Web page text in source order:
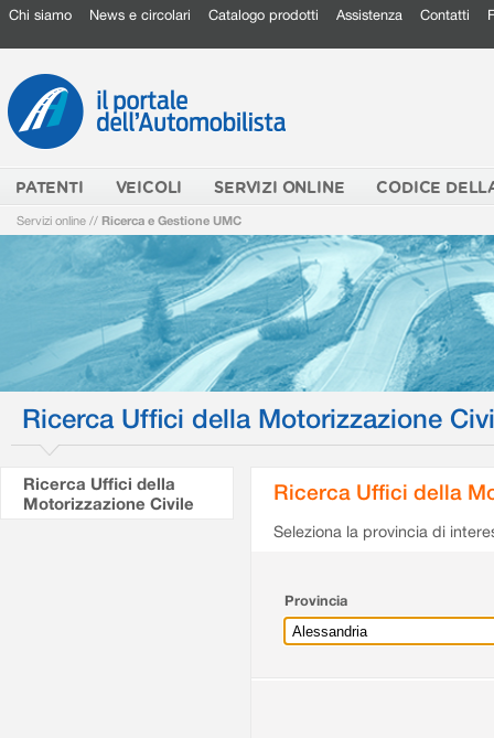
Chi siamo News e circolari Catalogo prodotti Assistenza Contatti
PATENTI VEICOLI SERVIZI ONLINE CODICE
Servizi online // Ricerca e Gestione UMC
Ricerca Uffici della Motorizzazione
Ricerca Uffici della
Motorizzazione Civile
Ricerca Uffici della
Seleziona la provincia di
Provincia